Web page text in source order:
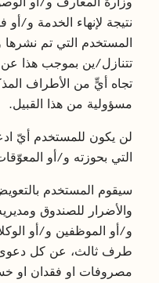
نتيجة لإنهاء الخدمة و/أو
المستخدم التي تم نشرها
تتنازل/ين بموجب هذا
تجاه أيٍّ من الأطراف
مسؤولية من هذا القبيل.
لن يكون للمستخدم أيّ
التي بحوزته و/أو
سيقوم المستخدم
والأضرار للصندوق
و/أو الموظفين و/أو
طرف ثالث، عن كل
مصروفات او فقدان او